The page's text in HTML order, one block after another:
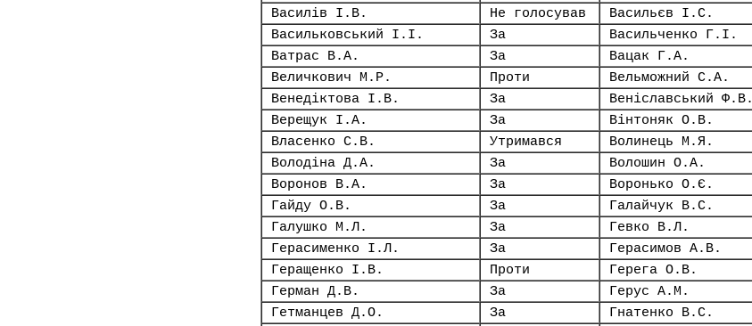
Василів І.В.
Не голосував Васильєв І.С.
Васильковський І.І.
За Васильченко Г.І.
Ватрас В.А.
За Вацак Г.А.
Величкович М.Р.
Проти Вельможний С.А.
Венедіктова І.В.
За Веніславський Ф.В.
Верещук І.А.
За Вінтоняк О.В.
Власенко С.В.
Утримався Волинець М.Я.
Володіна Д.А.
За Волошин О.А.
Воронов В.А.
За Воронько О.Є.
Гайду О.В.
За Галайчук В.С.
Галушко М.Л.
За Гевко В.Л.
Герасименко І.Л.
За Герасимов А.В.
Геращенко І.В.
Проти Герега О.В.
Герман Д.В.
За Герус А.М.
Гетманцев Д.О.
За Гнатенко В.С.